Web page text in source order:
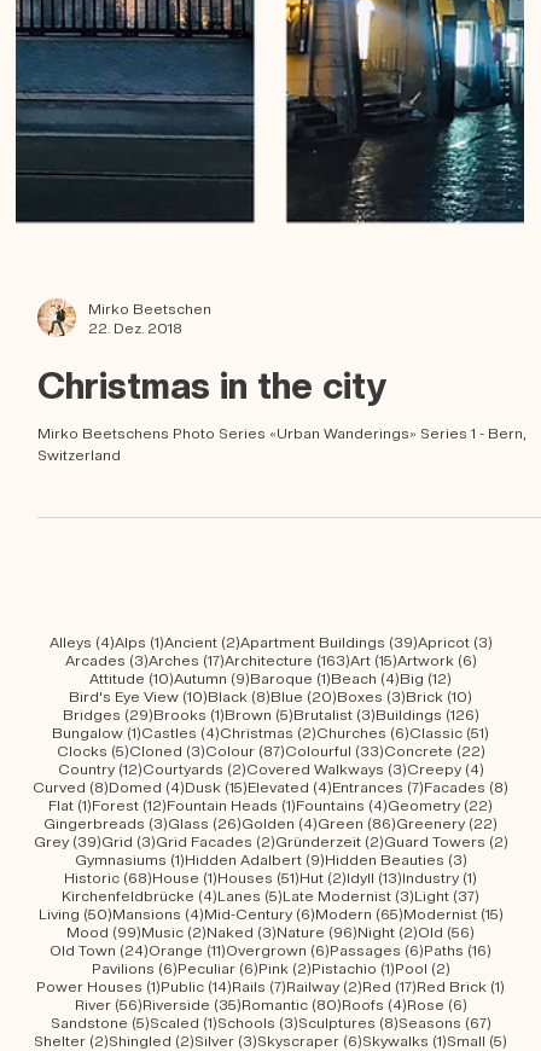
Mirko Beetschen
Christmas in the city
Mirko Beetschens Photo Series «Urban Wanderings» Series 1 - Bern,
Alleys (4)4 Beiträge
Alps (1)1 Beitrag
Ancient (2)2 Beiträge
Apartment Buildings (39)39 Beiträge
Apricot (3)
Arcades (3)3 Beiträge
Arches (17)17 Beiträge
Architecture (163)163 Beiträge
Art (15)15 Beiträge
Artwork (6)6
Attitude (10)10 Beiträge
Autumn (9)9 Beiträge
Baroque (1)1 Beitrag
Beach (4)4 Beiträge
Big (12)12 Beiträge
Bird's Eye View (10)10 Beiträge
Black (8)8 Beiträge
Blue (20)20 Beiträge
Boxes (3) 3 Beiträge
Brick (10)10
Bridges (29)29 Beiträge
Brooks (1)1 Beitrag
Brown (5)5 Beiträge
Brutalist (3)3 Beiträge
Buildings (126)126
Bungalow (1)1 Beitrag
Castles (4)4 Beiträge
Christmas (2)2 Beiträge
Churches (6)6 Beiträge
Classic (51)51
Clocks (5)5 Beiträge
Cloned (3)3 Beiträge
Colour (87)87 Beiträge
Colourful (33)33 Beiträge
Concrete (22)22
Country (12) 12 Beiträge
Courtyards (2)2 Beiträge
Covered Walkways (3)3 Beiträge
Creepy (4)
Curved (8)8 Beiträge
Domed (4)4 Beiträge
Dusk (15)15 Beiträge
Elevated (4)4 Beiträge
Entrances (7)7 Beiträge
Facades
Flat (1)1 Beitrag
Forest (12)12 Beiträge
Fountain Heads (1)1 Beitrag
Fountains (4)4 Beiträge
Geometry (22)
Gingerbreads (3)3 Beiträge
Glass (26)26 Beiträge
Golden (4)4 Beiträge
Green (86)86 Beiträge
Greenery (22)22
Grey (39)39 Beiträge
Grid (3)3 Beiträge
Grid Facades (2)2 Beiträge
Gründerzeit (2)2 Beiträge
Guard Towers
Gymnasiums (1)1 Beitrag
Hidden Adalbert (9)9 Beiträge
Hidden Beauties (3) 3 Beiträge
Historic (68)68 Beiträge
House (1)1 Beitrag
Houses (51)51 Beiträge
Hut (2)2 Beiträge
Idyll (13)13 Beiträge
Industry
Kirchenfeldbrücke (4) 4 Beiträge
Lanes (5)5 Beiträge
Late Modernist (3)3 Beiträge
Light (37)37
Living (50)50 Beiträge
Mansions (4)4 Beiträge
Mid-Century (6)6 Beiträge
Modern (65)65 Beiträge
Modernist
Mood (99)99 Beiträge
Music (2)2 Beiträge
Naked (3) 3 Beiträge
Nature (96)96 Beiträge
Night (2)2 Beiträge
Old (56)56
Old Town (24)24 Beiträge
Orange (11)11 Beiträge
Overgrown (6)6 Beiträge
Passages (6)6 Beiträge
Paths (16)16